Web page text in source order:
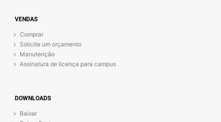
VENDAS
Comprar
Solicite um orçamento
Manutenção
Assinatura de licença para campus
DOWNLOADS
Baixar